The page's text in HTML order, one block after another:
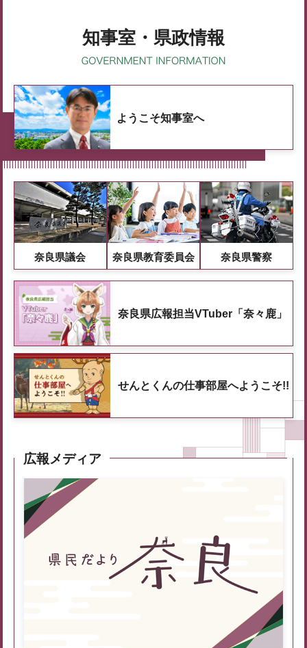
知事室・県政情報
ようこそ知事室へ
奈良県議会 奈良県教育委員会 奈良県警察
奈良県広報担当VTuber「奈々鹿」
せんとくんの仕事部屋へようこそ!!
広報メディア